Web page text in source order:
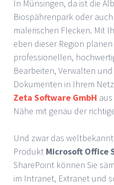
In Münsingen, da ist die
Biospährenpark oder
malerischen Flecken. Mit
eben dieser Region
professionellen,
Bearbeiten, Verwalten
Dokumenten in Ihrem
Zeta Software GmbH
Nähe mit genau der
Und zwar das
Produkt Microsoft Office
SharePoint können Sie
im Intranet, Extranet und